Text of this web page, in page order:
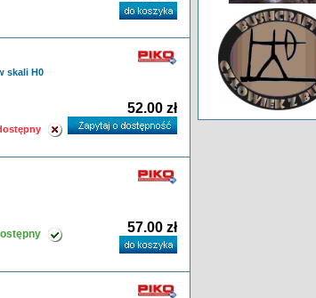
skali H0
52.00 zł
57.00 zł